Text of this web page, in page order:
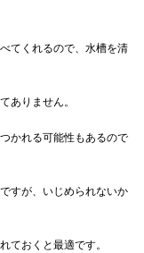
てくれるので、水槽を清
ありません。
かれる可能性もあるので
すが、いじめられないか
ておくと最適です。